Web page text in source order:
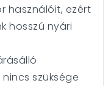
használóit, ezért
hosszú nyári
szüksége